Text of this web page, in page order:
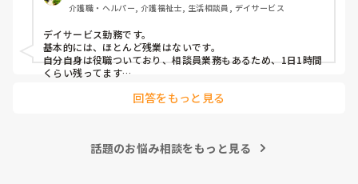
介護職・ヘルパー, 介護福祉士, 生活相談員, デイサービス
デイサービス勤務です。
基本的には、ほとんど残業はないです。
自分自身は役職ついており、相談員業務もあるため、1日1時間
くらい残ってます…
回答をもっと見る
話題のお悩み相談をもっと見る